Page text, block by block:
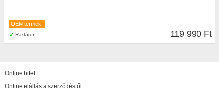
OEM termék!
Raktáron 119 990 Ft
Online hitel
Online elállás a szerződéstől